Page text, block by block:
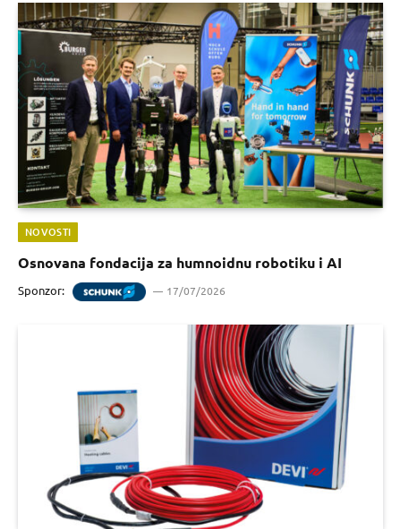
NOVOSTI
Osnovana fondacija za humnoidnu robotiku i AI
Sponzor: 17/07/2026